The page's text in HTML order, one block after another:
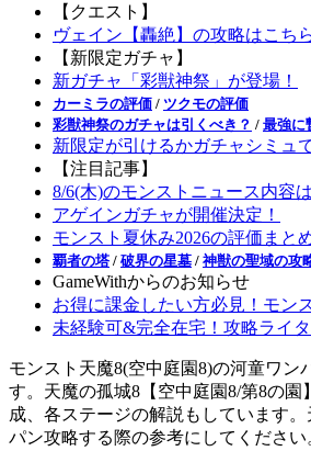
【クエスト】
ヴェイン【轟絶】の攻略はこち
【新限定ガチャ】
新ガチャ「彩獣神祭」が登場！
カーミラの評価 / ツクモの評価
彩獣神祭のガチャは引くべき？ / 最強に
新限定が引けるかガチャシミュ
【注目記事】
8/6(木)のモンストニュース内容
アゲインガチャが開催決定！
モンスト夏休み2026の評価まと
覇者の塔 / 破界の星墓 / 神獣の聖域の攻
GameWithからのお知らせ
お得に課金したい方必見！モン
未経験可&完全在宅！攻略ライタ
モンスト天魔8(空中庭園8)の河童ワン
す。天魔の孤城8【空中庭園8/第8の園
成、各ステージの解説もしています
パン攻略する際の参考にしてください